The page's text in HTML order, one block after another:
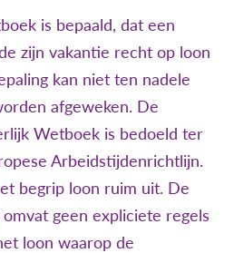
is bepaald, dat een
zijn vakantie recht op loon
kan niet ten nadele
afgeweken. De
Wetboek is bedoeld ter
Arbeidstijdenrichtlijn.
begrip loon ruim uit. De
geen expliciete regels
loon waarop de